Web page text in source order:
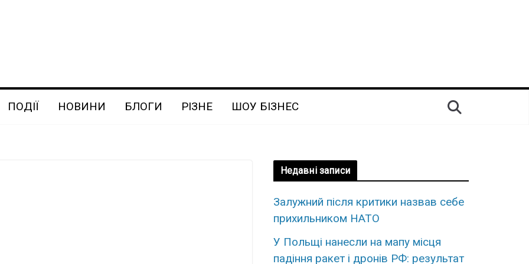
ПОДІЇ НОВИНИ БЛОГИ РІЗНЕ ШОУ БІЗНЕС
Недавні записи
Залужний після критики назвав себе
прихильником НАТО
У Польщі нанесли на мапу місця
падіння ракет і дронів РФ: результат